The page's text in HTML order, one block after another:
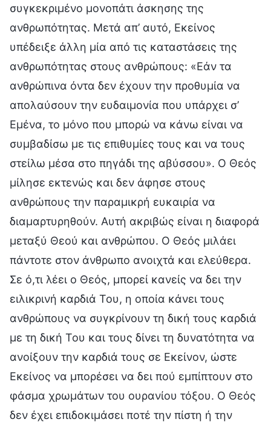
συγκεκριμένο μονοπάτι άσκησης της
ανθρωπότητας. Μετά απ’ αυτό, Εκείνος
υπέδειξε άλλη μία από τις καταστάσεις της
ανθρωπότητας στους ανθρώπους: «Εάν τα
ανθρώπινα όντα δεν έχουν την προθυμία να
απολαύσουν την ευδαιμονία που υπάρχει σ’
Εμένα, το μόνο που μπορώ να κάνω είναι να
συμβαδίσω με τις επιθυμίες τους και να τους
στείλω μέσα στο πηγάδι της αβύσσου». Ο Θεός
μίλησε εκτενώς και δεν άφησε στους
ανθρώπους την παραμικρή ευκαιρία να
διαμαρτυρηθούν. Αυτή ακριβώς είναι η διαφορά
μεταξύ Θεού και ανθρώπου. Ο Θεός μιλάει
πάντοτε στον άνθρωπο ανοιχτά και ελεύθερα.
Σε ό,τι λέει ο Θεός, μπορεί κανείς να δει την
ειλικρινή καρδιά Του, η οποία κάνει τους
ανθρώπους να συγκρίνουν τη δική τους καρδιά
με τη δική Του και τους δίνει τη δυνατότητα να
ανοίξουν την καρδιά τους σε Εκείνον, ώστε
Εκείνος να μπορέσει να δει πού εμπίπτουν στο
φάσμα χρωμάτων του ουρανίου τόξου. Ο Θεός
δεν έχει επιδοκιμάσει ποτέ την πίστη ή την